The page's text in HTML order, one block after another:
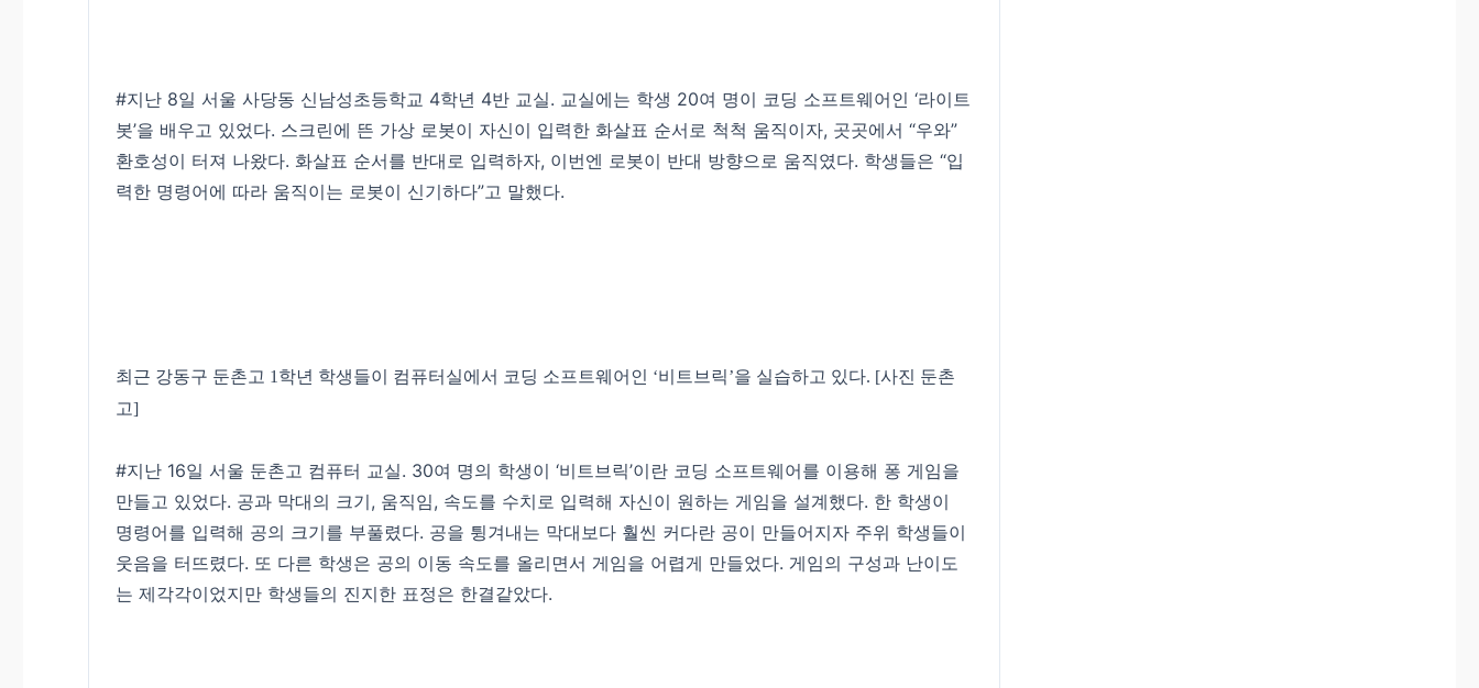
#지난 8일 서울 사당동 신남성초등학교 4학년 4반 교실. 교실에는 학생 20여 명이 코딩 소프트웨어인 ‘라이트
봇’을 배우고 있었다. 스크린에 뜬 가상 로봇이 자신이 입력한 화살표 순서로 척척 움직이자, 곳곳에서 “우와”
환호성이 터져 나왔다. 화살표 순서를 반대로 입력하자, 이번엔 로봇이 반대 방향으로 움직였다. 학생들은 “입
력한 명령어에 따라 움직이는 로봇이 신기하다”고 말했다.
최근 강동구 둔촌고 1학년 학생들이 컴퓨터실에서 코딩 소프트웨어인 ‘비트브릭’을 실습하고 있다. [사진 둔촌
고]
#지난 16일 서울 둔촌고 컴퓨터 교실. 30여 명의 학생이 ‘비트브릭’이란 코딩 소프트웨어를 이용해 퐁 게임을
만들고 있었다. 공과 막대의 크기, 움직임, 속도를 수치로 입력해 자신이 원하는 게임을 설계했다. 한 학생이
명령어를 입력해 공의 크기를 부풀렸다. 공을 튕겨내는 막대보다 훨씬 커다란 공이 만들어지자 주위 학생들이
웃음을 터뜨렸다. 또 다른 학생은 공의 이동 속도를 올리면서 게임을 어렵게 만들었다. 게임의 구성과 난이도
는 제각각이었지만 학생들의 진지한 표정은 한결같았다.